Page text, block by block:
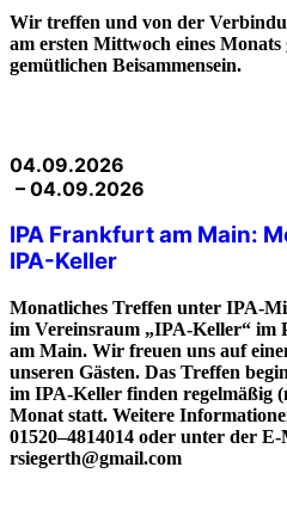
Wir treffen und von der
am ersten Mittwoch eines Monats
gemütlichen Beisammensein.
04.09.2026
– 04.09.2026
IPA Frankfurt am Main:
IPA-Keller
Monatliches Treffen unter IPA-
im Vereinsraum „IPA-Keller“
am Main. Wir freuen uns auf
unseren Gästen. Das Treffen
im IPA-Keller finden regelmäßig
Monat statt. Weitere
01520–4814014 oder unter der
rsiegerth@gmail.com